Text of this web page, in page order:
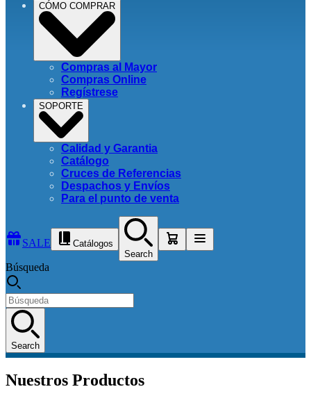
CÓMO COMPRAR
Compras al Mayor
Compras Online
Regístrese
SOPORTE
Calidad y Garantia
Catálogo
Cruces de Referencias
Despachos y Envíos
Para el punto de venta
SALE
Catálogos
Search
Búsqueda
Search
Nuestros Productos